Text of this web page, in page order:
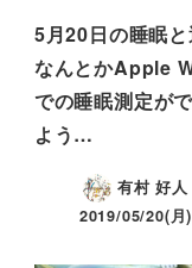
5月20日の睡眠
なんとかApple
での睡眠測定が
よう…
有村 好人
2019/05/20(月)